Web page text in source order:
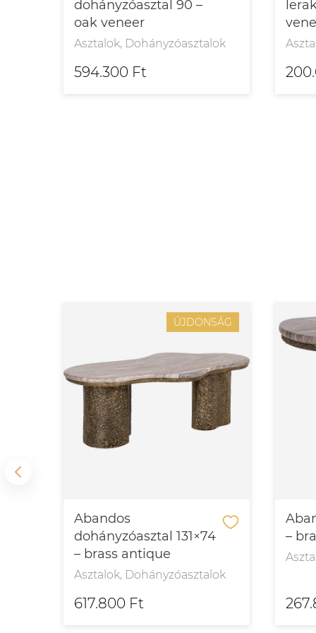
dohányzóasztal 90 –
oak veneer
Asztalok, Dohányzóasztalok
594.300 Ft
ÚJDONSÁG
Abandos
dohányzóasztal 131×74
– brass antique
Asztalok, Dohányzóasztalok
617.800 Ft
–